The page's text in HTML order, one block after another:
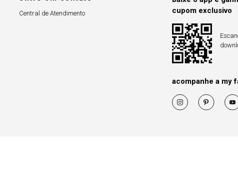
Central de Atendimento
cupom exclusivo
acompanhe a my